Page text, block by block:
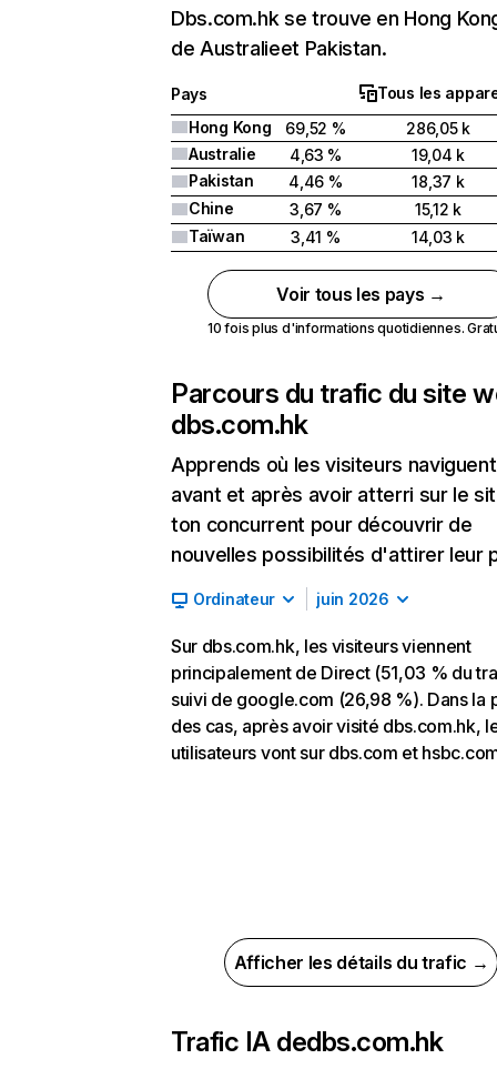
Dbs.com.hk se trouve en Hong
de Australieet Pakistan.
Pays
Tous les
Hong Kong
69,52 %
286,05 k
Australie
4,63 %
19,04 k
Pakistan
4,46 %
18,37 k
Chine
3,67 %
15,12 k
Taïwan
3,41 % 14,03 k
Voir tous les pays →
10 fois plus d'informations quotidiennes.
Parcours du trafic du site
dbs.com.hk
Apprends où les visiteurs naviguent
avant et après avoir atterri sur le
ton concurrent pour découvrir de
nouvelles possibilités d'attirer leur
Ordinateur juin 2026
Sur dbs.com.hk, les visiteurs viennent
principalement de Direct (51,03 % du
suivi de google.com (26,98 %). Dans la
des cas, après avoir visité dbs.com.hk,
utilisateurs vont sur dbs.com et
Afficher les détails du trafic →
Trafic IA dedbs.com.hk